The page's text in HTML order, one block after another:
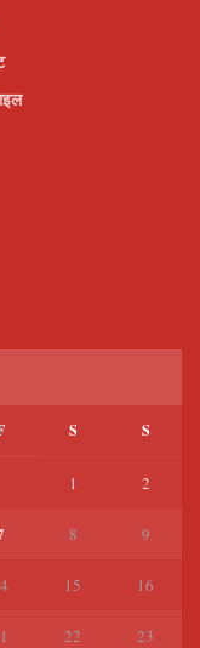
S S
1 2
8 9
15 16
22 23